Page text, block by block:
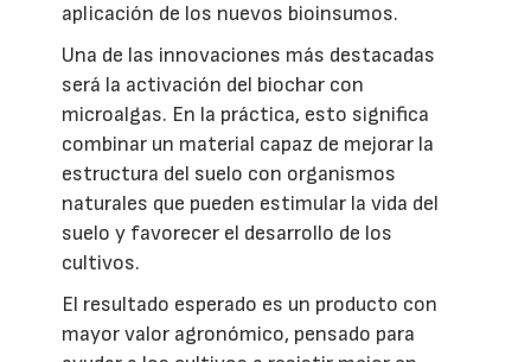
aplicación de los nuevos bioinsumos.
Una de las innovaciones más destacadas
será la activación del biochar con
microalgas. En la práctica, esto significa
combinar un material capaz de mejorar la
estructura del suelo con organismos
naturales que pueden estimular la vida del
suelo y favorecer el desarrollo de los
cultivos.
El resultado esperado es un producto con
mayor valor agronómico, pensado para